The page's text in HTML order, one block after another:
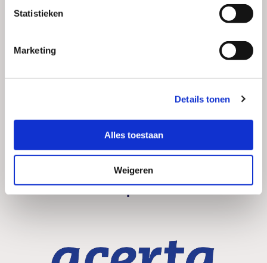
Statistieken
Marketing
Details tonen
Alles toestaan
Weigeren
3500 Hasselt
LinkedIn
Instagram
Onze structurele partners